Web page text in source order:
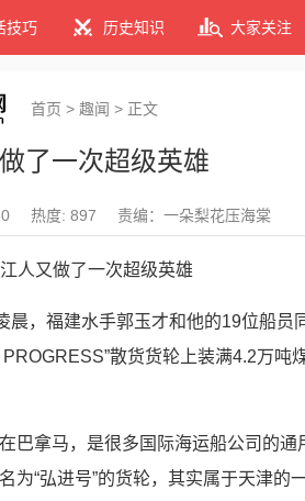
技巧 历史知识 大家关注
首页 > 趣闻 > 正文
了一次超级英雄
热度: 897 责编：一朵梨花压海棠
晨，福建水手郭玉才和他的19位船员
PROGRESS”散货货轮上装满4.2万吨
巴拿马，是很多国际海运船公司的
为“弘进号”的货轮，其实属于天津的